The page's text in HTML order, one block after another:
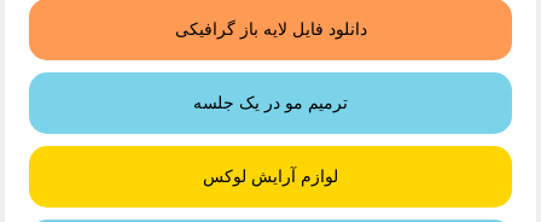
دانلود فایل لایه باز گرافیکی
ترمیم مو در یک جلسه
لوازم آرایش لوکس